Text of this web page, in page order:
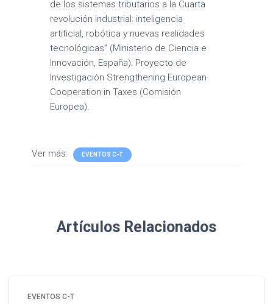
de los sistemas tributarios a la Cuarta
revolución industrial: inteligencia
artificial, robótica y nuevas realidades
tecnológicas” (Ministerio de Ciencia e
Innovación, España); Proyecto de
Investigación Strengthening European
Cooperation in Taxes (Comisión
Europea).
Ver más: EVENTOS C-T
Artículos Relacionados
EVENTOS C-T